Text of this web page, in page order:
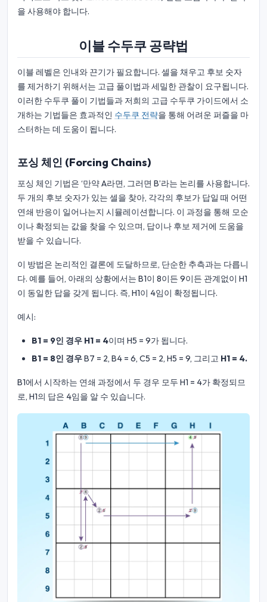
을 사용해야 합니다.
이블 수두쿠 공략법
이블 레벨은 인내와 끈기가 필요합니다. 셀을 채우고 후보 숫자
를 제거하기 위해서는 고급 풀이법과 세밀한 관찰이 요구됩니다.
이러한 수두쿠 풀이 기법들과 저희의 고급 수두쿠 가이드에서 소
개하는 기법들은 효과적인 수두쿠 전략을 통해 어려운 퍼즐을 마
스터하는 데 도움이 됩니다.
포싱 체인 (Forcing Chains)
포싱 체인 기법은 ‘만약 A라면, 그러면 B’라는 논리를 사용합니다.
두 개의 후보 숫자가 있는 셀을 찾아, 각각의 후보가 답일 때 어떤
연쇄 반응이 일어나는지 시뮬레이션합니다. 이 과정을 통해 모순
이나 확정되는 값을 찾을 수 있으며, 답이나 후보 제거에 도움을
받을 수 있습니다.
이 방법은 논리적인 결론에 도달하므로, 단순한 추측과는 다릅니
다. 예를 들어, 아래의 상황에서는 B1이 8이든 9이든 관계없이 H1
이 동일한 답을 갖게 됩니다. 즉, H1이 4임이 확정됩니다.
예시:
B1 = 9인 경우 H1 = 4이며 H5 = 9가 됩니다.
B1 = 8인 경우B7 = 2, B4 = 6, C5 = 2, H5 = 9, 그리고 H1 = 4.
B1에서 시작하는 연쇄 과정에서 두 경우 모두 H1 = 4가 확정되므
로, H1의 답은 4임을 알 수 있습니다.